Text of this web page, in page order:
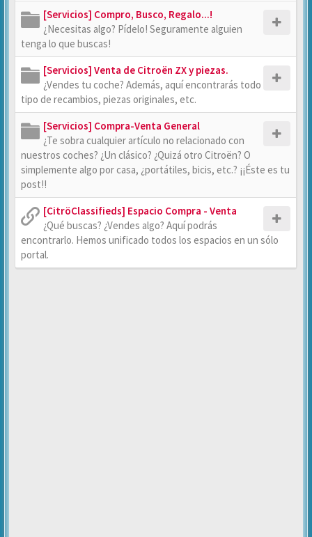
[Servicios] Compro, Busco, Regalo...!
¿Necesitas algo? Pídelo! Seguramente alguien
tenga lo que buscas!
[Servicios] Venta de Citroën ZX y piezas.
¿Vendes tu coche? Además, aquí encontrarás todo
tipo de recambios, piezas originales, etc.
[Servicios] Compra-Venta General
¿Te sobra cualquier artículo no relacionado con
nuestros coches? ¿Un clásico? ¿Quizá otro Citroën? O
simplemente algo por casa, ¿portátiles, bicis, etc.? ¡¡Éste es tu
post!!
[CitröClassifieds] Espacio Compra - Venta
¿Qué buscas? ¿Vendes algo? Aquí podrás
encontrarlo. Hemos unificado todos los espacios en un sólo
portal.